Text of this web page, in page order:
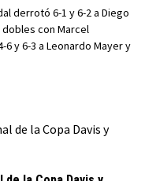
derrotó 6-1 y 6-2 a Diego
dobles con Marcel
6 y 6-3 a Leonardo Mayer y